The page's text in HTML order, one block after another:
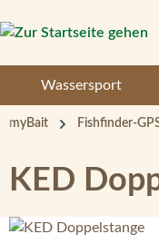
Hauptinhalt springen
Zur Suche springen
Wassersport
myBait Fishfinder-
KED
Bildergalerie